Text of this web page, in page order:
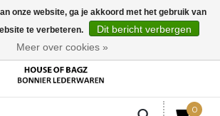
0
onze website, ga je akkoord met het gebruik van
te verbeteren.
Dit bericht verbergen
Meer over cookies »